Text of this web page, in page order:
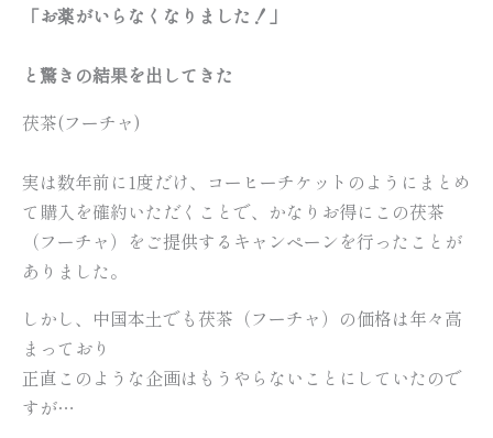
「お薬がいらなくなりました！」
と驚きの結果を出してきた
茯茶(フーチャ)
実は数年前に1度だけ、コーヒーチケットのようにまとめ
て購入を確約いただくことで、かなりお得にこの茯茶
（フーチャ）をご提供するキャンペーンを行ったことが
ありました。
しかし、中国本土でも茯茶（フーチャ）の価格は年々高
まっており
正直このような企画はもうやらないことにしていたので
すが…